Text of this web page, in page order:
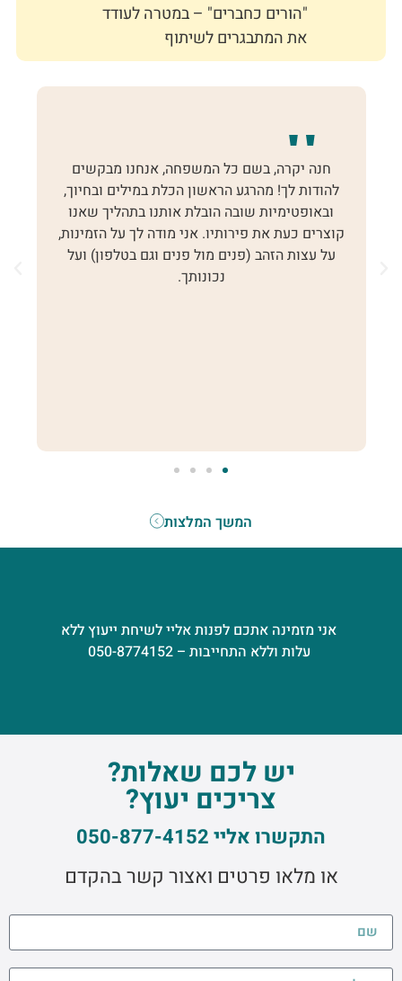
"הורים כחברים" – במטרה לעודד
את המתבגרים לשיתוף
חנה יקרה, בשם כל המשפחה, אנחנו מבקשים
להודות לך! מהרגע הראשון הכלת במילים ובחיוך,
ובאופטימיות שובה הובלת אותנו בתהליך שאנו
קוצרים כעת את פירותיו. אני מודה לך על הזמינות,
על עצות הזהב (פנים מול פנים וגם בטלפון) ועל
נכונותך.
המשך המלצות
אני מזמינה אתכם לפנות אליי לשיחת ייעוץ ללא
עלות וללא התחייבות – 050-8774152
יש לכם שאלות?
צריכים יעוץ?
התקשרו אליי 050-877-4152
או מלאו פרטים ואצור קשר בהקדם